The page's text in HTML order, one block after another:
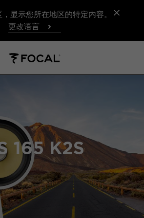
显示您所在地区的特定内容。
更改语言
165 K2S